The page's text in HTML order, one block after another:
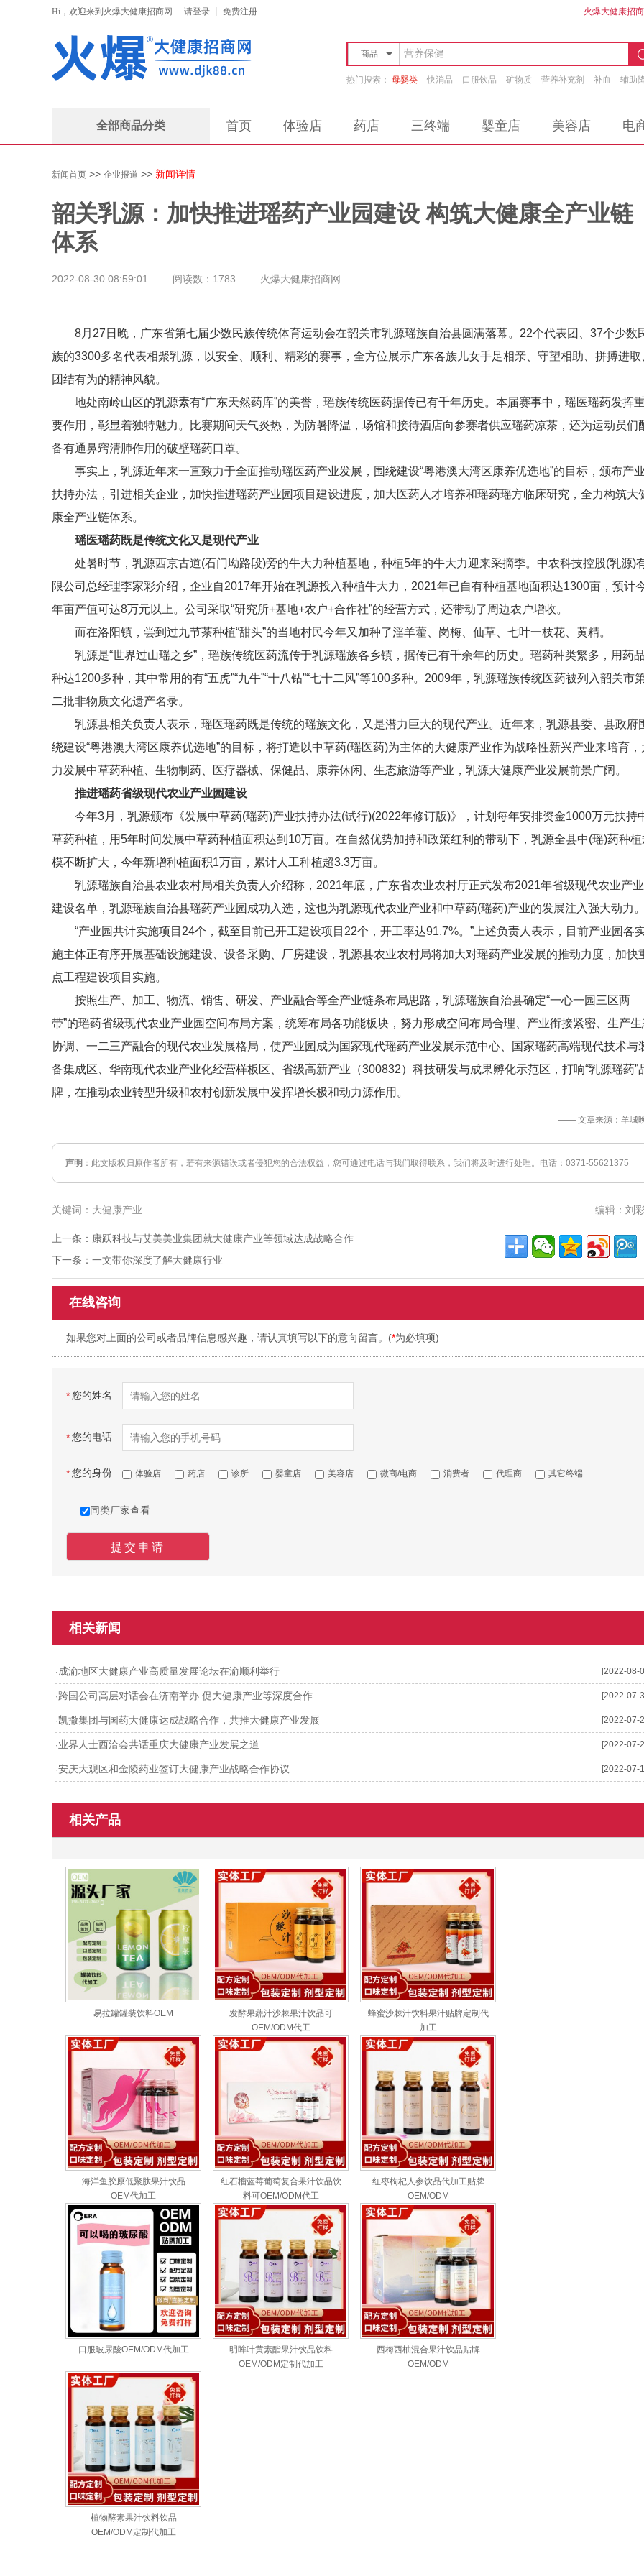
Hi，欢迎来到 火爆大健康招商网 请登录 免费注册 火爆大健康招
商品
店铺
热门搜索： 母婴类 快消品 口服饮品 矿物质 营养补充剂 补血 辅助
全部商品分类 首页 体验店 药店 三终端 婴童店 美容店 电
新闻首页 >> 企业报道 >> 新闻详情
韶关乳源：加快推进瑶药产业园建设 构筑大健康全产业链
体系
2022-08-30 08:59:01 阅读数：1783 火爆大健康招商网
8月27日晚，广东省第七届少数民族传统体育运动会在韶关市乳源瑶族自治县圆满落幕。22个代表团、37个少数
族的3300多名代表相聚乳源，以安全、顺利、精彩的赛事，全方位展示广东各族儿女手足相亲、守望相助、拼搏进取
团结有为的精神风貌。
地处南岭山区的乳源素有“广东天然药库”的美誉，瑶族传统医药据传已有千年历史。本届赛事中，瑶医瑶药发挥
要作用，彰显着独特魅力。比赛期间天气炎热，为防暑降温，场馆和接待酒店向参赛者供应瑶药凉茶，还为运动员们
备有通鼻窍清肺作用的破壁瑶药口罩。
事实上，乳源近年来一直致力于全面推动瑶医药产业发展，围绕建设“粤港澳大湾区康养优选地”的目标，颁布产业
扶持办法，引进相关企业，加快推进瑶药产业园项目建设进度，加大医药人才培养和瑶药瑶方临床研究，全力构筑大
康全产业链体系。
瑶医瑶药既是传统文化又是现代产业
处暑时节，乳源西京古道(石门坳路段)旁的牛大力种植基地，种植5年的牛大力迎来采摘季。中农科技控股(乳源)
限公司总经理李家彩介绍，企业自2017年开始在乳源投入种植牛大力，2021年已自有种植基地面积达1300亩，预计
年亩产值可达8万元以上。公司采取“研究所+基地+农户+合作社”的经营方式，还带动了周边农户增收。
而在洛阳镇，尝到过九节茶种植“甜头”的当地村民今年又加种了淫羊藿、岗梅、仙草、七叶一枝花、黄精。
乳源是“世界过山瑶之乡”，瑶族传统医药流传于乳源瑶族各乡镇，据传已有千余年的历史。瑶药种类繁多，用药品
种达1200多种，其中常用的有“五虎”“九牛”“十八钻”“七十二风”等100多种。2009年，乳源瑶族传统医药被列入韶关市
二批非物质文化遗产名录。
乳源县相关负责人表示，瑶医瑶药既是传统的瑶族文化，又是潜力巨大的现代产业。近年来，乳源县委、县政府
绕建设“粤港澳大湾区康养优选地”的目标，将打造以中草药(瑶医药)为主体的大健康产业作为战略性新兴产业来培育，
力发展中草药种植、生物制药、医疗器械、保健品、康养休闲、生态旅游等产业，乳源大健康产业发展前景广阔。
推进瑶药省级现代农业产业园建设
今年3月，乳源颁布《发展中草药(瑶药)产业扶持办法(试行)(2022年修订版)》，计划每年安排资金1000万元扶持
草药种植，用5年时间发展中草药种植面积达到10万亩。在自然优势加持和政策红利的带动下，乳源全县中(瑶)药种植
模不断扩大，今年新增种植面积1万亩，累计人工种植超3.3万亩。
乳源瑶族自治县农业农村局相关负责人介绍称，2021年底，广东省农业农村厅正式发布2021年省级现代农业产业
建设名单，乳源瑶族自治县瑶药产业园成功入选，这也为乳源现代农业产业和中草药(瑶药)产业的发展注入强大动力。
“产业园共计实施项目24个，截至目前已开工建设项目22个，开工率达91.7%。”上述负责人表示，目前产业园各
施主体正有序开展基础设施建设、设备采购、厂房建设，乳源县农业农村局将加大对瑶药产业发展的推动力度，加快
点工程建设项目实施。
按照生产、加工、物流、销售、研发、产业融合等全产业链条布局思路，乳源瑶族自治县确定“一心一园三区两
带”的瑶药省级现代农业产业园空间布局方案，统筹布局各功能板块，努力形成空间布局合理、产业衔接紧密、生产生
协调、一二三产融合的现代农业发展格局，使产业园成为国家现代瑶药产业发展示范中心、国家瑶药高端现代技术与
备集成区、华南现代农业产业化经营样板区、省级高新产业（300832）科技研发与成果孵化示范区，打响“乳源瑶药”
牌，在推动农业转型升级和农村创新发展中发挥增长极和动力源作用。
—— 文章来源：羊城
声明 ：此文版权归原作者所有，若有来源错误或者侵犯您的合法权益，您可通过电话与我们取得联系，我们将及时进行处理。电话：0371-55621375
编辑：刘
关键词：大健康产业
上一条：康跃科技与艾美美业集团就大健康产业等领域达成战略合作
下一条：一文带你深度了解大健康行业
在线咨询
如果您对上面的公司或者品牌信息感兴趣，请认真填写以下的意向留言。(*为必填项)
*您的姓名
*您的电话
*您的身份 体验店 药店 诊所 婴童店 美容店 微商/电商 消费者 代理商 其它终端
同类厂家查看
相关新闻
[2022-08-
·成渝地区大健康产业高质量发展论坛在渝顺利举行
[2022-07-
·跨国公司高层对话会在济南举办 促大健康产业等深度合作
[2022-07-
·凯撒集团与国药大健康达成战略合作，共推大健康产业发展
[2022-07-
·业界人士西洽会共话重庆大健康产业发展之道
[2022-07-
·安庆大观区和金陵药业签订大健康产业战略合作协议
相关产品
易拉罐罐装饮料OEM
发酵果蔬汁沙棘果汁饮品可
OEM/ODM代工
蜂蜜沙棘汁饮料果汁贴牌定制代
加工
海洋鱼胶原低聚肽果汁饮品
OEM代加工
红石榴蓝莓葡萄复合果汁饮品饮
料可OEM/ODM代工
红枣枸杞人参饮品代加工贴牌
OEM/ODM
口服玻尿酸OEM/ODM代加工
明眸叶黄素酯果汁饮品饮料
OEM/ODM定制代加工
西梅西柚混合果汁饮品贴牌
OEM/ODM
植物酵素果汁饮料饮品
OEM/ODM定制代加工